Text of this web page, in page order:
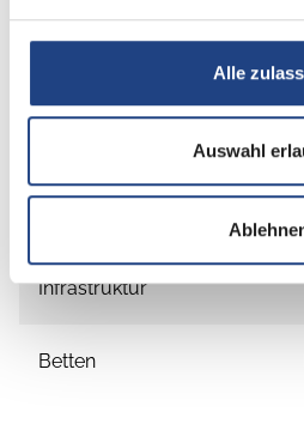
Alle
Auswahl
Doppel-/franz. Bett
Infrastruktur
Betten